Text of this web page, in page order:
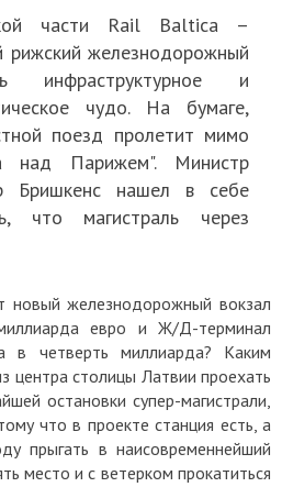
части Rail Baltica –
рижский железнодорожный
инфраструктурное и
чудо. На бумаге,
поезд пролетит мимо
над Парижем". Министр
Бришкенс нашел в себе
что магистраль через
новый железнодорожный вокзал
евро и Ж/Д-терминал
в четверть миллиарда? Каким
центра столицы Латвии проехать
остановки супер-магистрали,
что в проекте станция есть, а
прыгать в наисовременнейший
место и с ветерком прокатиться